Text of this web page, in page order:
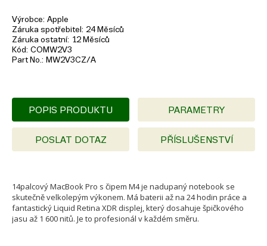
Výrobce Apple
Záruka spotřebitel
24 Měsíců
Záruka ostatní 12 Měsíců
Kód COMW2V3
Part No.
MW2V3CZ/A
POPIS PRODUKTU PARAMETRY
POSLAT DOTAZ PŘÍSLUŠENSTVÍ
14palcový MacBook Pro s čipem M4 je nadupaný notebook se
skutečně velkolepým výkonem. Má baterii až na 24 hodin práce a
fantastický Liquid Retina XDR displej, který dosahuje špičkového
jasu až 1 600 nitů. Je to profesionál v každém směru.